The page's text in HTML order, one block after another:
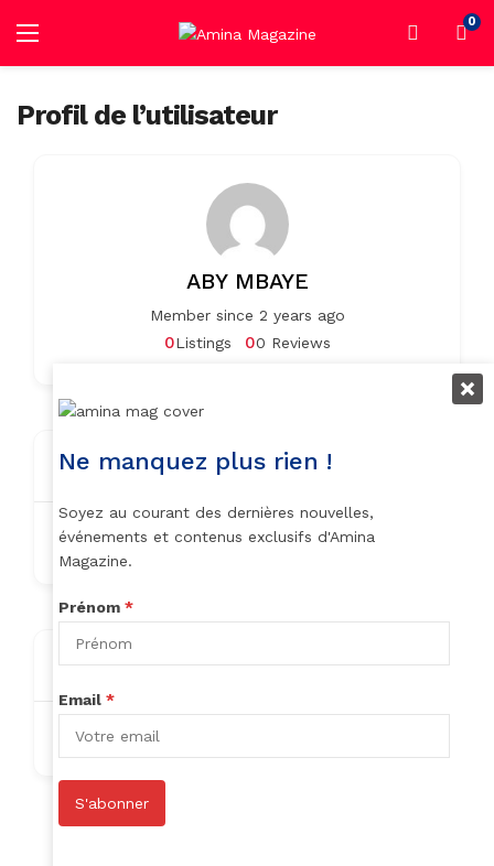
0
Profil de l’utilisateur
ABY MBAYE
Member since 2 years ago
00 Reviews
0Listings
Contact Info
missbodyo@gmail.com
About
Nothing to show!
Ne manquez plus rien !
Soyez au courant des dernières nouvelles,
événements et contenus exclusifs d'Amina
Magazine.
Prénom *
Email *
S'abonner